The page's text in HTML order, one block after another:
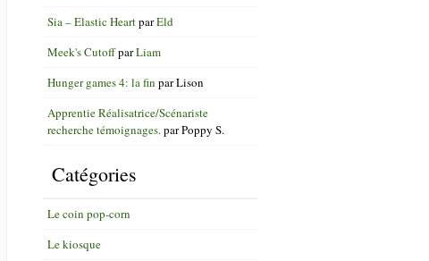
Sia – Elastic HeartparEld
Meek's CutoffparLiam
Hunger games 4: la fin parLison
Apprentie Réalisatrice/Scénariste
recherche témoignages. parPoppy S.
Catégories
Le coin pop-corn
Le kiosque